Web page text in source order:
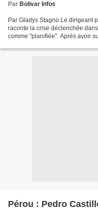
Par Bolivar Infos
Par Gladys Stagno Le dirigeant
raconte la crise déclenchée
comme "planifiée". Après avoir
Pérou : Pedro